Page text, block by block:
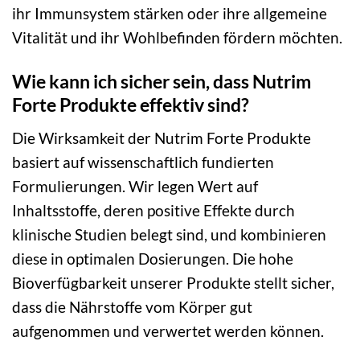
ihr Immunsystem stärken oder ihre allgemeine
Vitalität und ihr Wohlbefinden fördern möchten.
Wie kann ich sicher sein, dass Nutrim
Forte Produkte effektiv sind?
Die Wirksamkeit der Nutrim Forte Produkte
basiert auf wissenschaftlich fundierten
Formulierungen. Wir legen Wert auf
Inhaltsstoffe, deren positive Effekte durch
klinische Studien belegt sind, und kombinieren
diese in optimalen Dosierungen. Die hohe
Bioverfügbarkeit unserer Produkte stellt sicher,
dass die Nährstoffe vom Körper gut
aufgenommen und verwertet werden können.